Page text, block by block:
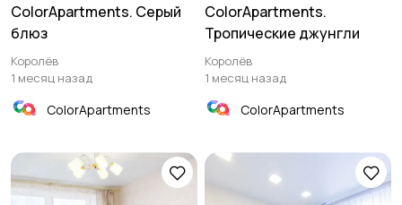
ColorApartments. Серый
блюз
Королёв
1 месяц назад
ColorApartments
ColorApartments.
Тропические джунгли
Королёв
1 месяц назад
ColorApartments